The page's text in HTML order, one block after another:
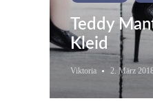
Teddy
Kleid
Viktoria 2. März